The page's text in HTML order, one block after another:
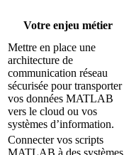
Votre enjeu métier
Mettre en place une
architecture de
communication réseau
sécurisée pour transporter
vos données MATLAB
vers le cloud ou vos
systèmes d’information.
Connecter vos scripts